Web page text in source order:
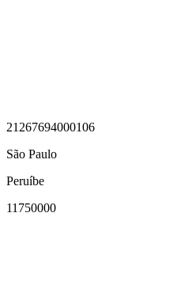
21267694000106
São Paulo
Peruíbe
11750000